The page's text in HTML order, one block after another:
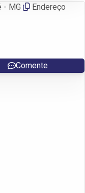
- MG
Endereço
Comente